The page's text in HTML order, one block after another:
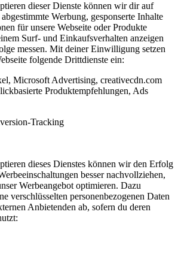
dieser Dienste können wir dir auf
Werbung, gesponserte Inhalte
für unsere Webseite oder Produkte
Surf- und Einkaufsverhalten anzeigen
messen. Mit deiner Einwilligung setzen
folgende Drittdienste ein:
Microsoft Advertising, creativecdn.com
Produktempfehlungen, Ads
Tracking
dieses Dienstes können wir den Erfolg
besser nachvollziehen,
Werbeangebot optimieren. Dazu
verschlüsselten personenbezogenen Daten
Anbietenden ab, sofern du deren